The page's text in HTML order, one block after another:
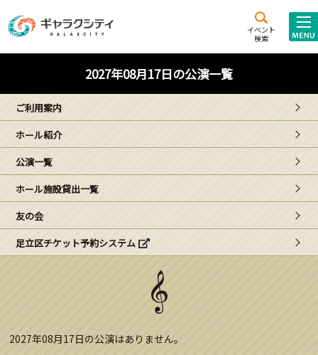
イベント
検索
施設案内
西新井
文化ホール
ギャラクシティとは
こどもみーてぃんぐ
Gがくえん
ブランドからのお知らせ
2027年08月17日の公演一覧
ご利用案内
ホール紹介
公演一覧
ホール施設貸出一覧
友の会
足立区チケット予約システム
2027年08月17日の公演はありません。